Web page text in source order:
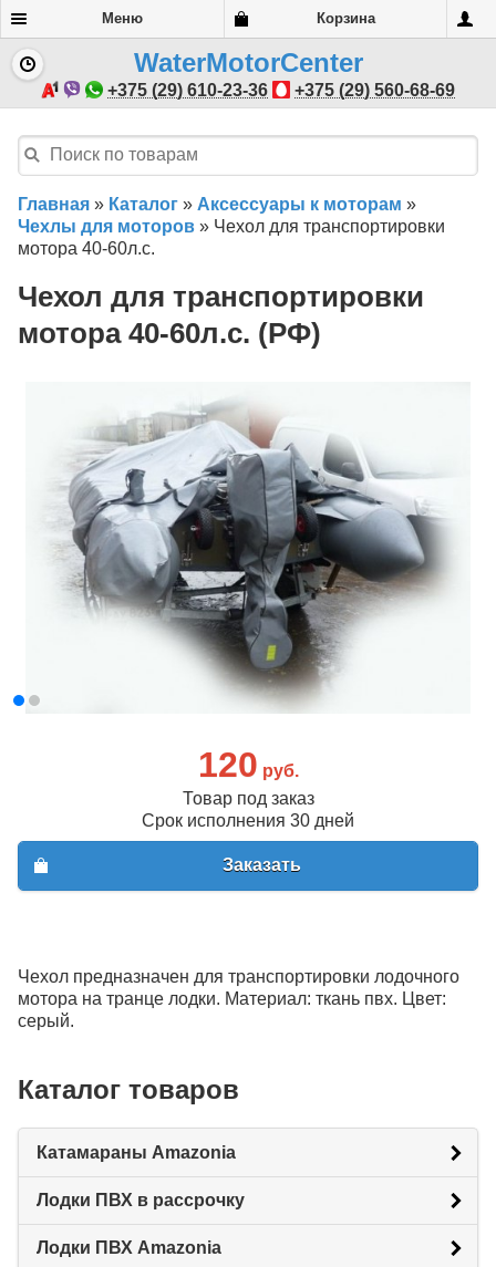
Меню Корзина
WaterMotorCenter
+375 (29) 610-23-36 +375 (29) 560-68-69
Главная » Каталог » Аксессуары к моторам »
Чехлы для моторов » Чехол для транспортировки
мотора 40-60л.с.
Чехол для транспортировки
мотора 40-60л.с. (РФ)
120 руб.
Товар под заказ
Срок исполнения 30 дней
Заказать
Чехол предназначен для транспортировки лодочного
мотора на транце лодки. Материал: ткань пвх. Цвет:
серый.
Каталог товаров
Катамараны Amazonia
Лодки ПВХ в рассрочку
Лодки ПВХ Amazonia